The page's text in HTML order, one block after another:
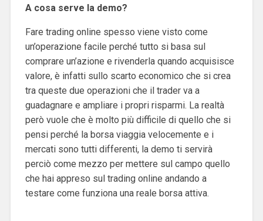
A cosa serve la demo?
Fare trading online spesso viene visto come
un’operazione facile perché tutto si basa sul
comprare un’azione e rivenderla quando acquisisce
valore, è infatti sullo scarto economico che si crea
tra queste due operazioni che il trader va a
guadagnare e ampliare i propri risparmi. La realtà
però vuole che è molto più difficile di quello che si
pensi perché la borsa viaggia velocemente e i
mercati sono tutti differenti, la demo ti servirà
perciò come mezzo per mettere sul campo quello
che hai appreso sul trading online andando a
testare come funziona una reale borsa attiva.